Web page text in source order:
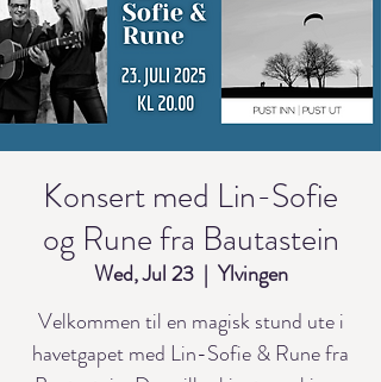
Konsert med Lin-Sofie
og Rune fra Bautastein
Wed, Jul 23
  |
Ylvingen
Velkommen til en magisk stund ute i
havetgapet med Lin-Sofie & Rune fra